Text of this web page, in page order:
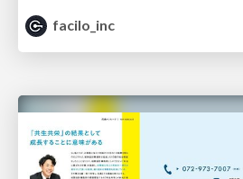
facilo_inc